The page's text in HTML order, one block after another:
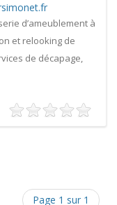
d’ameublement à
et relooking de
de décapage,
Page 1 sur 1